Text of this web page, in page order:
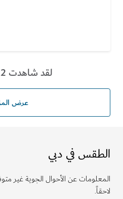
لقد شاهدت 12 من 34
عرض
الطقس في دبي
المعلومات عن الأحوال الجوية غير
لاحقاً.